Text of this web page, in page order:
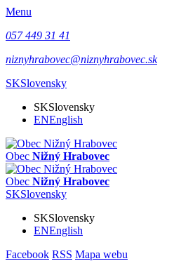
Menu
057 449 31 41
niznyhrabovec@niznyhrabovec.sk
SKSlovensky
SKSlovensky
ENEnglish
Obec Nižný Hrabovec
Obec Nižný Hrabovec
SKSlovensky
SKSlovensky
ENEnglish
Facebook RSS Mapa webu